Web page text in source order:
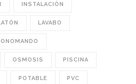
INSTALACIÓN
LAVABO
OSMOSIS PISCINA
POTABLE PVC